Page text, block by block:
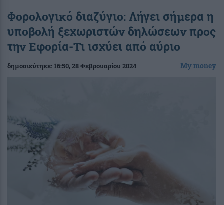
Φορολογικό διαζύγιο: Λήγει σήμερα η
υποβολή ξεχωριστών δηλώσεων προς
την Εφορία-Τι ισχύει από αύριο
δημοσιεύτηκε:16:50, 28 Φεβρουαρίου 2024 My money